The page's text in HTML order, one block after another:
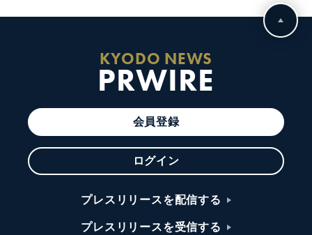
KYODO NEWS
PRWIRE
会員登録
ログイン
プレスリリースを配信する
プレスリリースを受信する